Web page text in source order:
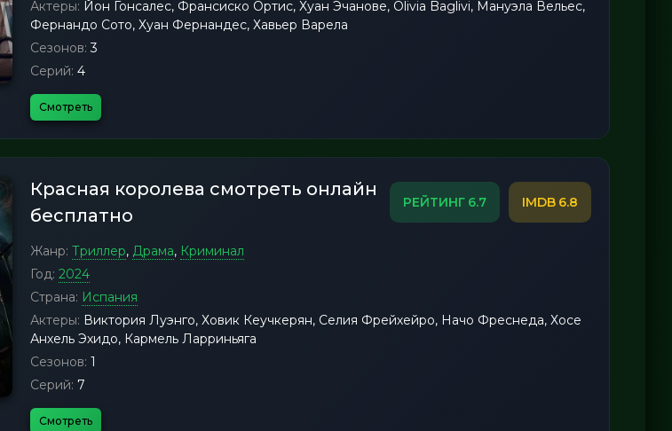
Актеры: Йон Гонсалес, Франсиско Ортис, Хуан Эчанове, Olivia Baglivi, Мануэла Вельес,
Фернандо Сото, Хуан Фернандес, Хавьер Варела
Сезонов: 3
Серий: 4
Смотреть
Красная королева смотреть онлайн
бесплатно
6.7 6.8
Жанр: Триллер, Драма, Криминал
Год: 2024
Страна: Испания
Актеры: Виктория Луэнго, Ховик Кеучкерян, Селия Фрейхейро, Начо Фреснеда, Хосе
Анхель Эхидо, Кармель Ларриньяга
Сезонов: 1
Серий: 7
Смотреть